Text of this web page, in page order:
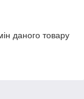
даного товару